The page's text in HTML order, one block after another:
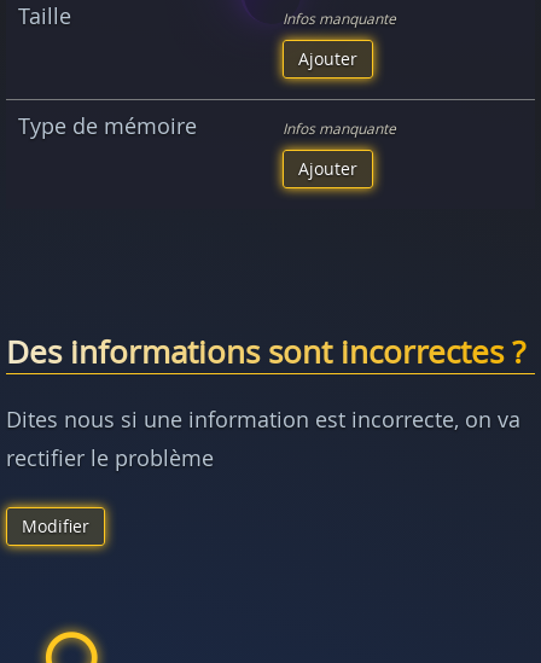
Taille Infos manquante
Ajouter
Type de mémoire Infos manquante
Ajouter
Des informations sont incorrectes ?
Dites nous si une information est incorrecte, on va
rectifier le problème
Modifier